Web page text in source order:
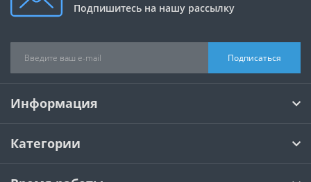
Подпишитесь на нашу рассылку
Подписаться
Информация
Категории